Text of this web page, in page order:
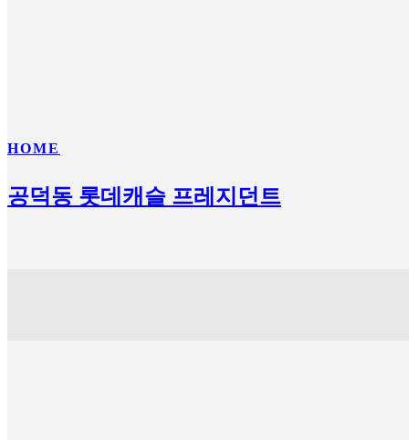
HOME
공덕동 롯데캐슬 프레지던트